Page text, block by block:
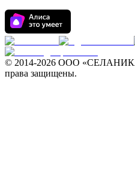
© 2014-2026 ООО
права защищены.